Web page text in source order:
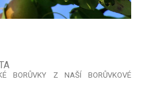
BORŮVKY Z NAŠÍ BORŮVKOVÉ